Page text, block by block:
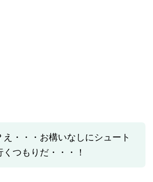
え・・・お構いなしにシュート
くつもりだ・・・！